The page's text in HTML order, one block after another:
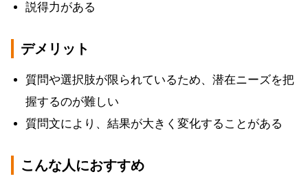
説得力がある
デメリット
質問や選択肢が限られているため、潜在ニーズを把
握するのが難しい
質問文により、結果が大きく変化することがある
こんな人におすすめ